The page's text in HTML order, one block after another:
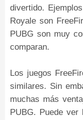
divertido.
Royale son
PUBG son muy
comparan.
Los juegos
similares. Sin
muchas más
PUBG. Puede ver